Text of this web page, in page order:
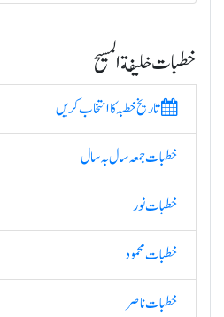
خطبات خلیفة المسیح
تاریخ خطبہ کا انتخاب کریں
خطبات جمعہ سال بہ سال
خطبات نور
خطبات محمود
خطبات ناصر